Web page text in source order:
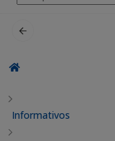
por:
Informativos